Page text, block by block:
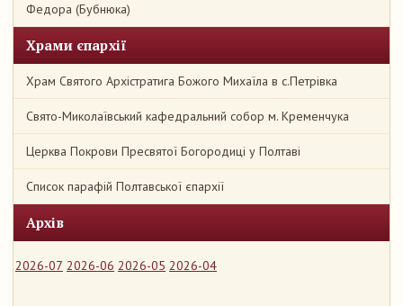
Федора (Бубнюка)
Храми єпархії
Храм Святого Архістратига Божого Михаїла в с.Петрівка
Свято-Миколаївський кафедральний собор м. Кременчука
Церква Покрови Пресвятої Богородиці у Полтаві
Список парафій Полтавської єпархії
Архів
2026-07 2026-06 2026-05 2026-04